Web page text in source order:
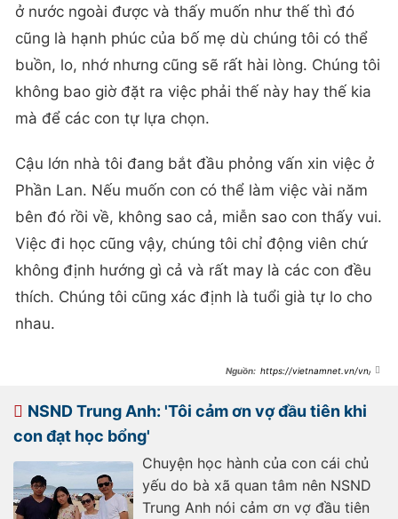
ở nước ngoài được và thấy muốn như thế thì đó
cũng là hạnh phúc của bố mẹ dù chúng tôi có thể
buồn, lo, nhớ nhưng cũng sẽ rất hài lòng. Chúng tôi
không bao giờ đặt ra việc phải thế này hay thế kia
mà để các con tự lựa chọn.
Cậu lớn nhà tôi đang bắt đầu phỏng vấn xin việc ở
Phần Lan. Nếu muốn con có thể làm việc vài năm
bên đó rồi về, không sao cả, miễn sao con thấy vui.
Việc đi học cũng vậy, chúng tôi chỉ động viên chứ
không định hướng gì cả và rất may là các con đều
thích. Chúng tôi cũng xác định là tuổi già tự lo cho
nhau.
https://vietnamnet.vn/vn/gia
NSND Trung Anh: 'Tôi cảm ơn vợ đầu tiên khi
con đạt học bổng'
Chuyện học hành của con cái chủ
yếu do bà xã quan tâm nên NSND
Trung Anh nói cảm ơn vợ đầu tiên